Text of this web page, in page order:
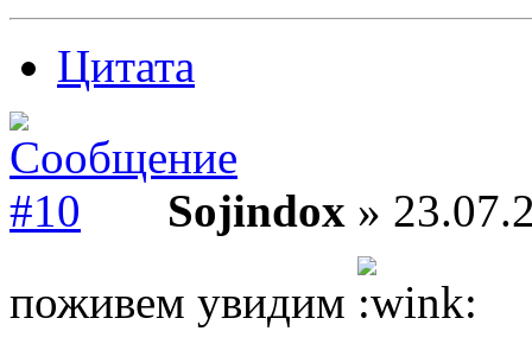
Цитата
Sojindox »
поживем увидим